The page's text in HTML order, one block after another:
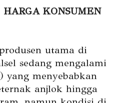
KONSUMEN
utama di
sedang mengalami
yang menyebabkan
anjlok hingga